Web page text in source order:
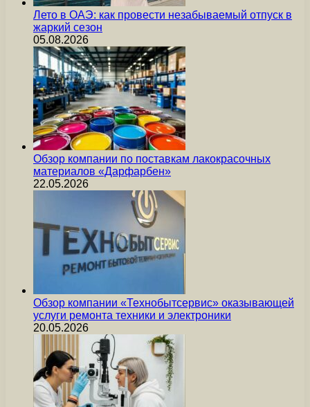
Лето в ОАЭ: как провести незабываемый отпуск в
жаркий сезон
05.08.2026
Обзор компании по поставкам лакокрасочных
материалов «Дарфарбен»
22.05.2026
Обзор компании «Технобытсервис» оказывающей
услуги ремонта техники и электроники
20.05.2026